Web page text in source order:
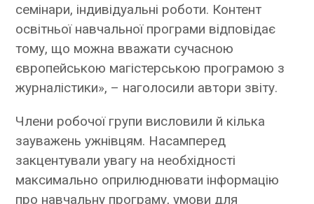
семінари, індивідуальні роботи. Контент
освітньої навчальної програми відповідає
тому, що можна вважати сучасною
європейською магістерською програмою з
журналістики», – наголосили автори звіту.
Члени робочої групи висловили й кілька
зауважень ужнівцям. Насамперед
закцентували увагу на необхідності
максимально оприлюднювати інформацію
про навчальну програму, умови для